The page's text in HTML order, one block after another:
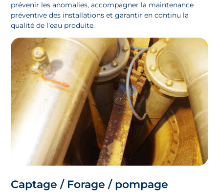
prévenir les anomalies, accompagner la maintenance
préventive des installations et garantir en continu la
qualité de l’eau produite.
Captage / Forage / pompage